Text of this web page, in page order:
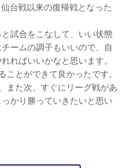
台戦以来の復帰戦となった
試合をこなして、いい状態
ームの調子もいいので、自
ればいいかなと思います。
とができて良かったです。
また次、すぐにリーグ戦があ
かり勝っていきたいと思い